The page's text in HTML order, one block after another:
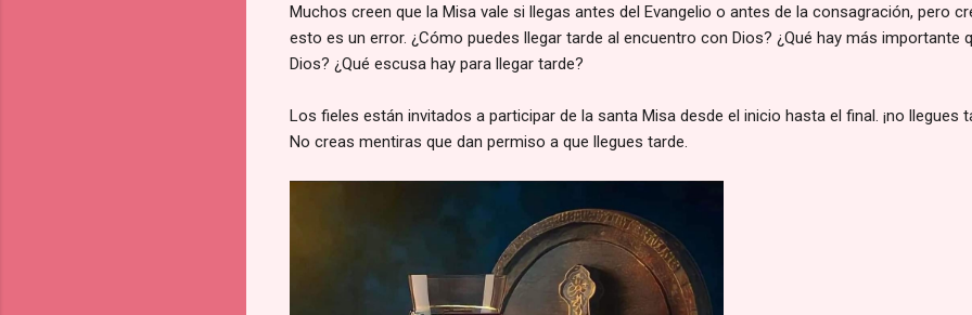
Muchos creen que la Misa vale si llegas antes del Evangelio o antes de la consagración, pero
esto es un error. ¿Cómo puedes llegar tarde al encuentro con Dios? ¿Qué hay más importante
Dios? ¿Qué escusa hay para llegar tarde?
Los fieles están invitados a participar de la santa Misa desde el inicio hasta el final. ¡no llegues
No creas mentiras que dan permiso a que llegues tarde.